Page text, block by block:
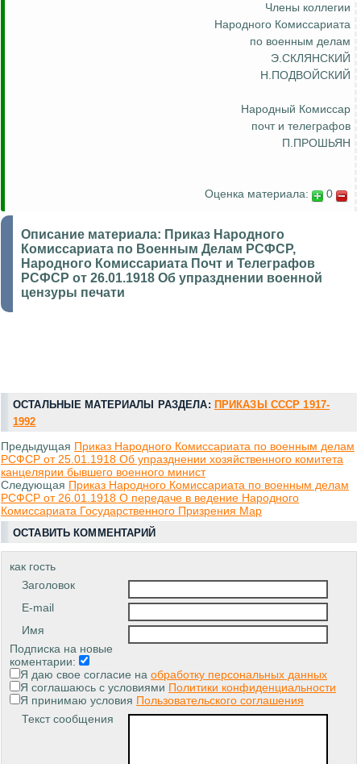
Члены коллегии
Народного Комиссариата
по военным делам
Э.СКЛЯНСКИЙ
Н.ПОДВОЙСКИЙ
Народный Комиссар
почт и телеграфов
П.ПРОШЬЯН
Оценка материала: 0
Описание материала: Приказ Народного
Комиссариата по Военным Делам РСФСР,
Народного Комиссариата Почт и Телеграфов
РСФСР от 26.01.1918 Об упразднении военной
цензуры печати
ОСТАЛЬНЫЕ МАТЕРИАЛЫ РАЗДЕЛА: ПРИКАЗЫ СССР 1917-
1992
Предыдущая Приказ Народного Комиссариата по военным делам
РСФСР от 25.01.1918 Об упразднении хозяйственного комитета
канцелярии бывшего военного минист
Следующая Приказ Народного Комиссариата по военным делам
РСФСР от 26.01.1918 О передаче в ведение Народного
Комиссариата Государственного Призрения Мар
ОСТАВИТЬ КОММЕНТАРИЙ
как гость
Заголовок
E-mail
Имя
Подписка на новые
коментарии:
Я даю свое согласие на обработку персональных данных
Я соглашаюсь с условиями Политики конфиденциальности
Я принимаю условия Пользовательского соглашения
Текст сообщения